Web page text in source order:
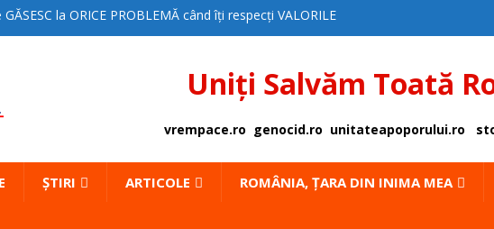
GĂSESC la ORICE PROBLEMĂ când îți respecți VALORILE
LA JUDECATĂ
pentru PACE poate INTERVENI ÎN SPRIJINUL UNUI
CE SĂ DEVII MEMBRU MpP? EDITORIAL
Uniți Salvăm Toată
vrempace.ro genocid.ro unitateapoporului.ro
ȘTIRI ARTICOLE ROMÂNIA, ȚARA DIN INIMA MEA